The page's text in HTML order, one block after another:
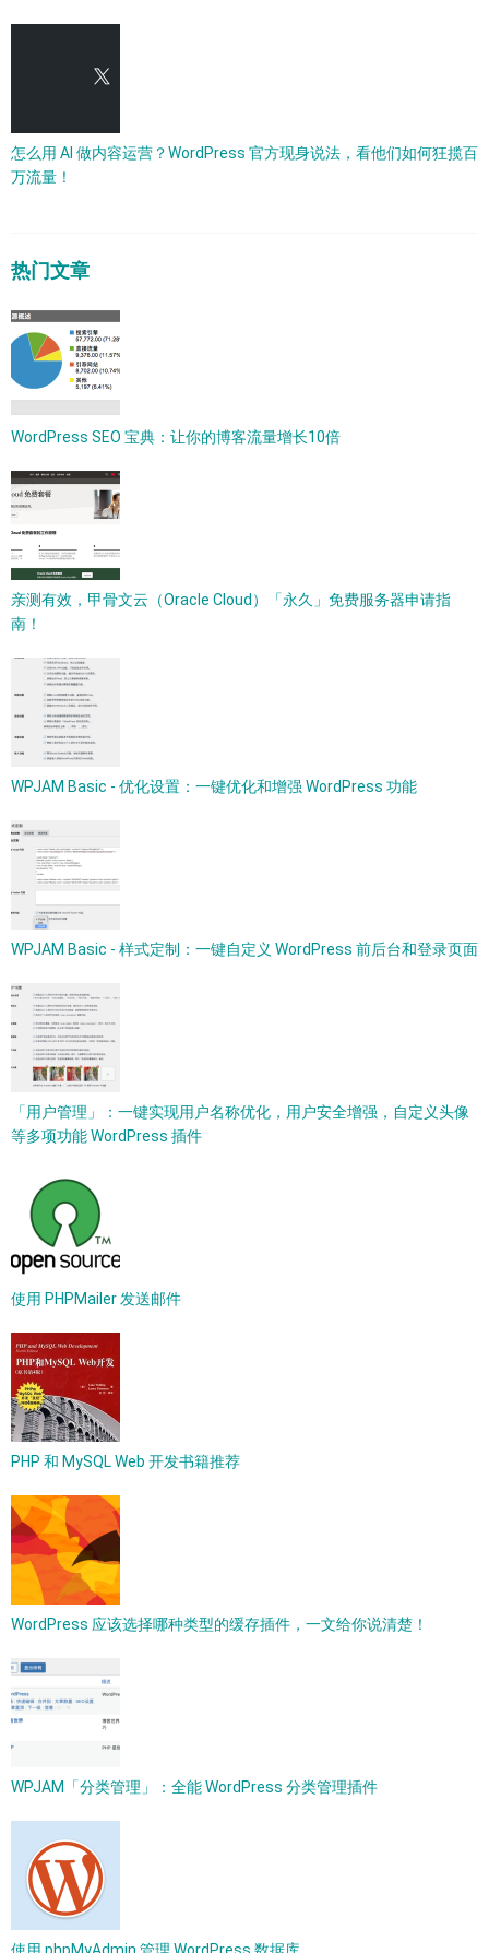
怎么用 AI 做内容运营？WordPress 官方现身说法，看他们如何狂揽百
万流量！
热门文章
WordPress SEO 宝典：让你的博客流量增长10倍
亲测有效，甲骨文云（Oracle Cloud）「永久」免费服务器申请指
南！
WPJAM Basic - 优化设置：一键优化和增强 WordPress 功能
WPJAM Basic - 样式定制：一键自定义 WordPress 前后台和登录页面
「用户管理」：一键实现用户名称优化，用户安全增强，自定义头像
等多项功能 WordPress 插件
使用 PHPMailer 发送邮件
PHP 和 MySQL Web 开发书籍推荐
WordPress 应该选择哪种类型的缓存插件，一文给你说清楚！
WPJAM「分类管理」：全能 WordPress 分类管理插件